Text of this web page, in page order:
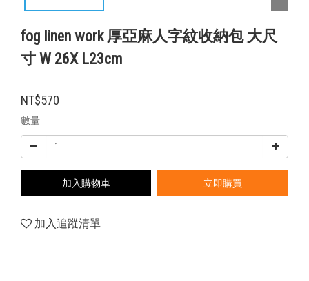
fog linen work 厚亞麻人字紋收納包 大尺
寸 W 26X L23cm
NT$570
數量
加入購物車 立即購買
加入追蹤清單